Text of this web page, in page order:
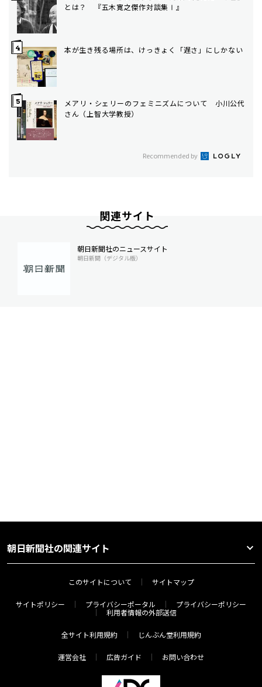
とは？ 『五木寛之傑作対談集Ⅰ』
本が生き残る場所は、けっきょく「遅さ」にしかない
メアリ・シェリーのフェミニズムについて 小川公代
さん（上智大学教授）
Recommended by
関連サイト
朝日新聞社のニュースサイト
朝日新聞（デジタル版）
朝日新聞社の関連サイト
このサイトについて サイトマップ
サイトポリシー プライバシーポータル
プライバシーポリシー
利用者情報の外部送信
全サイト利用規約 じんぶん堂利用規約
運営会社 広告ガイド お問い合わせ